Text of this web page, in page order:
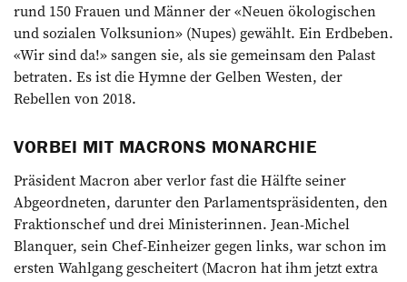
rund 150 Frauen und Männer der «Neuen ökologischen
und so­zialen Volksunion» (Nupes) gewählt. Ein Erdbeben.
«Wir sind da!» sangen sie, als sie gemeinsam den Palast
betraten. Es ist die Hymne der Gelben Westen, der
Rebellen von 2018.
VORBEI MIT MACRONS MONARCHIE
Präsident Macron aber verlor fast die Hälfte seiner
Abgeordneten, darunter den Par­lamentspräsidenten, den
Fraktionschef und drei Ministerinnen. Jean-Michel
Blanquer, sein Chef-Einheizer gegen links, war schon im
ersten Wahlgang gescheitert (Macron hat ihm jetzt extra